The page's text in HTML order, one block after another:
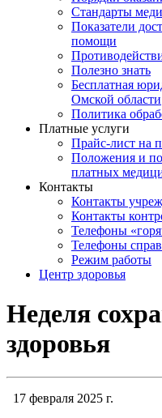
Стандарты
Показатели
помощи
Полезно знать
Бесплатная
Омской области
Политика
Платные услуги
Прайс-лист на
Положения и
платных
Контакты
Контакты
Контакты
Телефоны
Телефоны
Режим работы
Центр здоровья
Неделя
здоровья
17 февраля 2025 г.